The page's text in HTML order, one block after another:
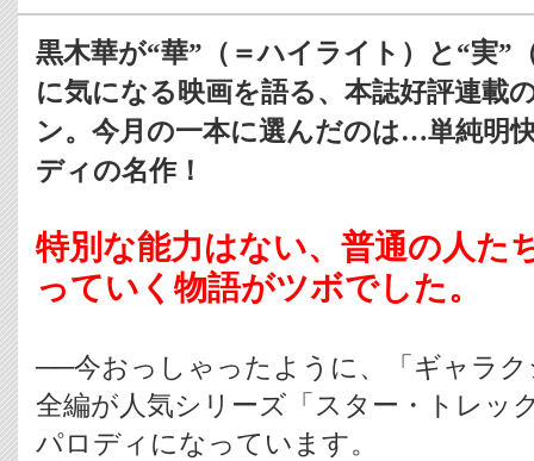
黒木華が“華”（＝ハイライト）と“実”
に気になる映画を語る、本誌好評連載
ン。今月の一本に選んだのは…単純明
ディの名作！
特別な能力はない、普通の人た
っていく物語がツボでした。
──今おっしゃったように、「ギャラ
全編が人気シリーズ「スター・トレッ
パロディになっています。